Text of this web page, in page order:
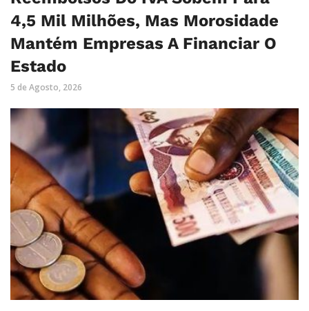
4,5 Mil Milhões, Mas Morosidade
Mantém Empresas A Financiar O
Estado
5 de Agosto, 2026